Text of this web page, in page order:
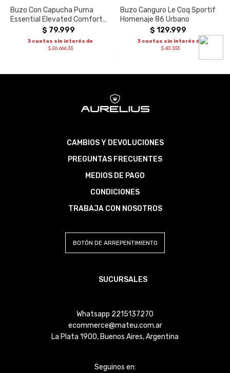
Buzo Con Capucha Puma
Essential Elevated Comfort
$ 79.999
3 cuotas sin interés de
$ 26.666,33
Buzo Canguro Le Coq Sportif
Homenaje 86 Urbano
$ 129.999
3 cuotas sin interés de
$ 43.333
CAMBIOS Y DEVOLUCIONES
PREGUNTAS FRECUENTES
MEDIOS DE PAGO
CONDICIONES
TRABAJA CON NOSOTROS
BOTÓN DE ARREPENTIMIENTO
SUCURSALES
Whatsapp 2215137270
ecommerce@mateu.com.ar
La Plata 1900, Buenos Aires, Argentina
Seguinos en: